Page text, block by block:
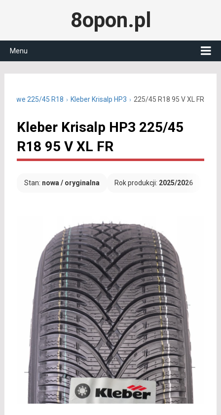
8opon.pl
Menu
225/45 R18 Kleber Krisalp HP3 225/45 R18 95 V XL FR
Kleber Krisalp HP3 225/45
R18 95 V XL FR
Stan: nowa / oryginalna Rok produkcji: 2025/2026